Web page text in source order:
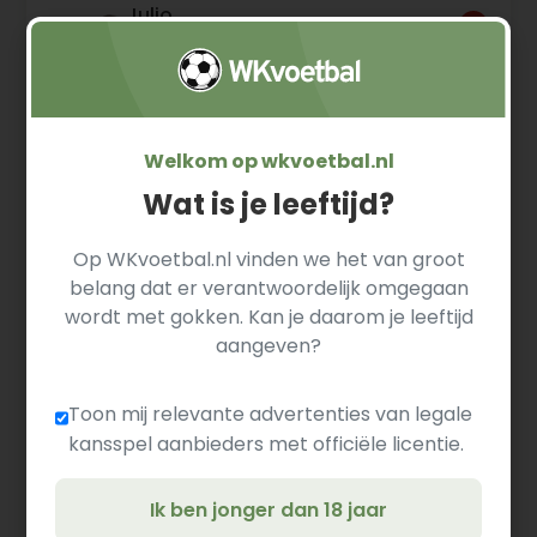
19
Julio
Enciso
Middenvelder 22
Braian
Ojeda
Matías
Galarza
Middenvelder
Ramón
Sosa
Aanvaller 26
Miguel
Álex Arce
Welkom op wkvoetbal.nl
Wat is je leeftijd?
Op WKvoetbal.nl vinden we het van groot
belang dat er verantwoordelijk omgegaan
wordt met gokken. Kan je daarom je leeftijd
aangeven?
Toon mij relevante advertenties van legale
kansspel aanbieders met officiële licentie.
Ik ben jonger dan 18 jaar